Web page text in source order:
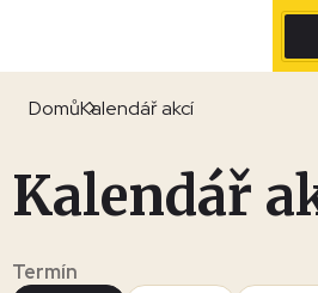
DomůKalendář akcí
Kalendář
Termín